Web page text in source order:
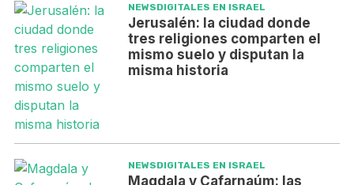
NEWSDIGITALES EN ISRAEL
Jerusalén: la ciudad donde
tres religiones comparten el
mismo suelo y disputan la
misma historia
NEWSDIGITALES EN ISRAEL
Magdala y Cafarnaúm: las